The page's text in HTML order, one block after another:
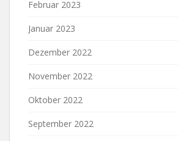
Februar 2023
Januar 2023
Dezember 2022
November 2022
Oktober 2022
September 2022